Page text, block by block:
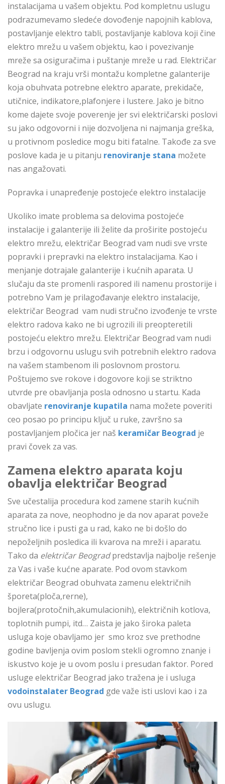
instalacijama u vašem objektu. Pod kompletnu uslugu
podrazumevamo sledeće dovođenje napojnih kablova,
postavljanje elektro tabli, postavljanje kablova koji čine
elektro mrežu u vašem objektu, kao i povezivanje
mreže sa osiguračima i puštanje mreže u rad. Električar
Beograd na kraju vrši montažu kompletne galanterije
koja obuhvata potrebne elektro aparate, prekidače,
utičnice, indikatore,plafonjere i lustere. Jako je bitno
kome dajete svoje poverenje jer svi električarski poslovi
su jako odgovorni i nije dozvoljena ni najmanja greška,
u protivnom posledice mogu biti fatalne. Takođe za sve
poslove kada je u pitanju renoviranje stana možete
nas angažovati.
Popravka i unapređenje postojeće elektro instalacije
Ukoliko imate problema sa delovima postojeće
instalacije i galanterije ili želite da proširite postojeću
elektro mrežu, električar Beograd vam nudi sve vrste
popravki i prepravki na elektro instalacijama. Kao i
menjanje dotrajale galanterije i kućnih aparata. U
slučaju da ste promenli raspored ili namenu prostorije i
potrebno Vam je prilagođavanje elektro instalacije,
električar Beograd vam nudi stručno izvođenje te vrste
elektro radova kako ne bi ugrozili ili preopteretili
postojeću elektro mrežu. Električar Beograd vam nudi
brzu i odgovornu uslugu svih potrebnih elektro radova
na vašem stambenom ili poslovnom prostoru.
Poštujemo sve rokove i dogovore koji se striktno
utvrde pre obavljanja posla odnosno u startu. Kada
obavljate renoviranje kupatila nama možete poveriti
ceo posao po principu ključ u ruke, završno sa
postavljanjem pločica jer naš keramičar Beograd je
pravi čovek za vas.
Zamena elektro aparata koju
obavlja električar Beograd
Sve učestalija procedura kod zamene starih kućnih
aparata za nove, neophodno je da nov aparat poveže
stručno lice i pusti ga u rad, kako ne bi došlo do
nepoželjnih posledica ili kvarova na mreži i aparatu.
Tako da električar Beogradpredstavlja najbolje rešenje
za Vas i vaše kućne aparate. Pod ovom stavkom
električar Beograd obuhvata zamenu električnih
šporeta(ploča,rerne),
bojlera(protočnih,akumulacionih), električnih kotlova,
toplotnih pumpi, itd… Zaista je jako široka paleta
usluga koje obavljamo jer smo kroz sve prethodne
godine bavljenja ovim poslom stekli ogromno znanje i
iskustvo koje je u ovom poslu i presudan faktor. Pored
usluge električar Beograd jako tražena je i usluga
vodoinstalater Beograd gde važe isti uslovi kao i za
ovu uslugu.